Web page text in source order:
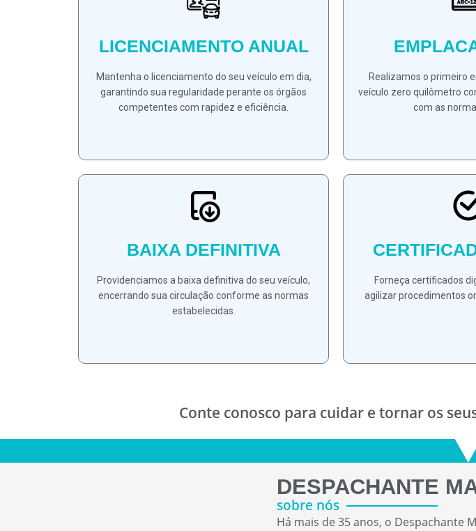
LICENCIAMENTO ANUAL
Mantenha o licenciamento do seu veículo em dia,
garantindo sua regularidade perante os órgãos
competentes com rapidez e eficiência.
Realizamos o primeiro
veículo zero quilômetro
com as
BAIXA DEFINITIVA
Providenciamos a baixa definitiva do seu veículo,
encerrando sua circulação conforme as normas
estabelecidas.
Forneça certificados
agilizar procedimentos
Conte conosco para cuidar e tornar os
DESPACHANTE
sobre nós
Há mais de 35 anos, o Despachante